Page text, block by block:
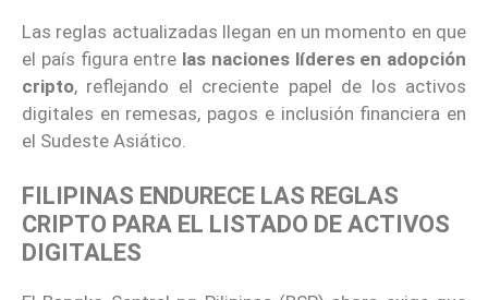
Las reglas actualizadas llegan en un momento en que
el país figura entre las naciones líderes en adopción
cripto, reflejando el creciente papel de los activos
digitales en remesas, pagos e inclusión financiera en
el Sudeste Asiático.
FILIPINAS ENDURECE LAS REGLAS
CRIPTO PARA EL LISTADO DE ACTIVOS
DIGITALES